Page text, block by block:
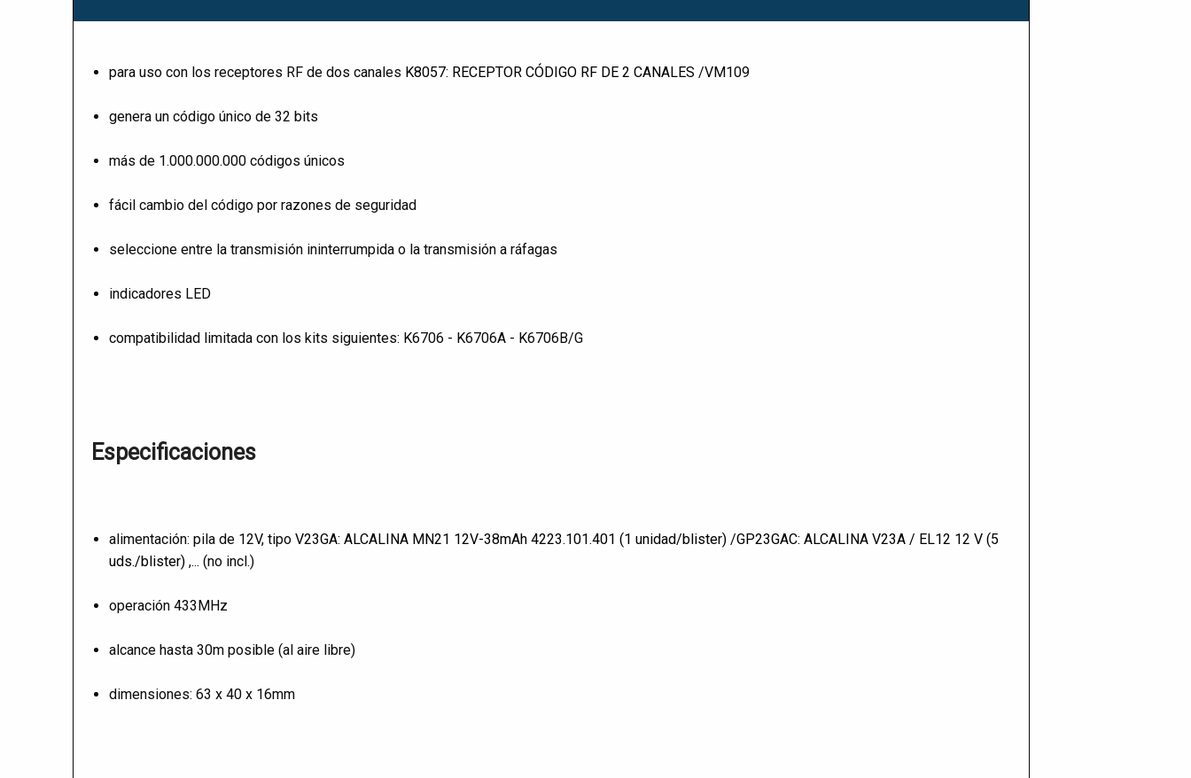
para uso con los receptores RF de dos canales K8057: RECEPTOR CÓDIGO RF DE 2 CANALES /VM109
genera un código único de 32 bits
más de 1.000.000.000 códigos únicos
fácil cambio del código por razones de seguridad
seleccione entre la transmisión ininterrumpida o la transmisión a ráfagas
indicadores LED
compatibilidad limitada con los kits siguientes: K6706 - K6706A - K6706B/G
Especificaciones
alimentación: pila de 12V, tipo V23GA: ALCALINA MN21 12V-38mAh 4223.101.401 (1 unidad/blister) /GP23GAC: ALCALINA V23A / EL12 12 V (5
uds./blister) ,... (no incl.)
operación 433MHz
alcance hasta 30m posible (al aire libre)
dimensiones: 63 x 40 x 16mm